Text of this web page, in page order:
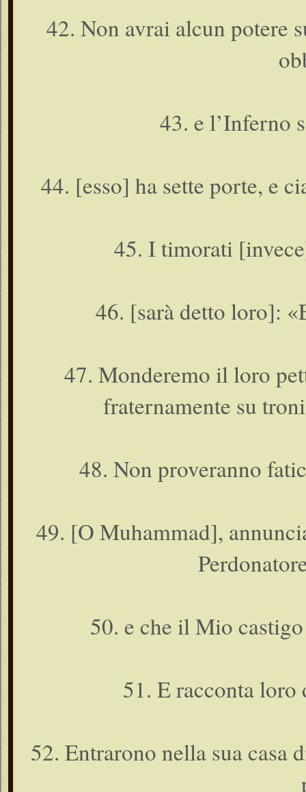
42. Non avrai alcun potere
43. e l’Inferno
44. [esso] ha sette porte, e
45. I timorati
46. [sarà detto loro]:
47. Monderemo il loro
fraternamente su
48. Non proveranno
49. [O Muhammad],
50. e che il Mio
51. E racconta
52. Entrarono nella sua casa